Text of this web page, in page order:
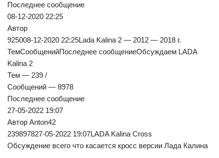
Последнее сообщение
08-12-2020 22:25
Автор
925008-12-2020 22:25Lada Kalina 2 — 2012 — 2018 г.
ТемСообщенийПоследнее сообщениеОбсуждаем LADA
Kalina 2
Тем — 239 /
Сообщений — 8978
Последнее сообщение
27-05-2022 19:07
Автор Anton42
239897827-05-2022 19:07LADA Kalina Cross
Обсуждение всего что касается кросс версии Лада Калина